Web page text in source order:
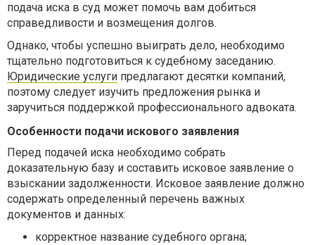
подача иска в суд может помочь вам добиться
справедливости и возмещения долгов.
Однако, чтобы успешно выиграть дело, необходимо
тщательно подготовиться к судебному заседанию.
Юридические услуги предлагают десятки компаний,
поэтому следует изучить предложения рынка и
заручиться поддержкой профессионального адвоката.
Особенности подачи искового заявления
Перед подачей иска необходимо собрать
доказательную базу и составить исковое заявление о
взыскании задолженности. Исковое заявление должно
содержать определенный перечень важных
документов и данных:
корректное название судебного органа;